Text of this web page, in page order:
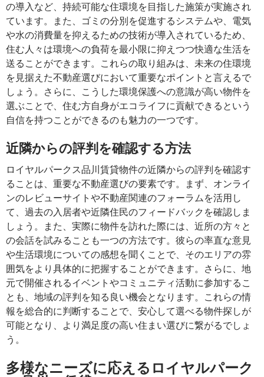
の導入など、持続可能な住環境を目指した施策が実施され
ています。また、ゴミの分別を促進するシステムや、電気
や水の消費量を抑えるための技術が導入されているため、
住む人々は環境への負荷を最小限に抑えつつ快適な生活を
送ることができます。これらの取り組みは、未来の住環境
を見据えた不動産選びにおいて重要なポイントと言えるで
しょう。さらに、こうした環境保護への意識が高い物件を
選ぶことで、住む方自身がエコライフに貢献できるという
自信を持つことができるのも魅力の一つです。
近隣からの評判を確認する方法
ロイヤルパークス品川賃貸物件の近隣からの評判を確認す
ることは、重要な不動産選びの要素です。まず、オンライ
ンのレビューサイトや不動産関連のフォーラムを活用し
て、過去の入居者や近隣住民のフィードバックを確認しま
しょう。また、実際に物件を訪れた際には、近所の方々と
の会話を試みることも一つの方法です。彼らの率直な意見
や生活環境についての感想を聞くことで、そのエリアの雰
囲気をより具体的に把握することができます。さらに、地
元で開催されるイベントやコミュニティ活動に参加するこ
とも、地域の評判を知る良い機会となります。これらの情
報を総合的に判断することで、安心して選べる物件探しが
可能となり、より満足度の高い住まい選びに繋がるでしょ
う。
多様なニーズに応えるロイヤルパーク